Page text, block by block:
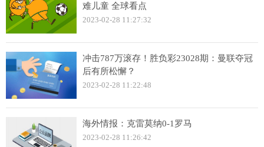
难儿童 全球看点
2023-02-28 11:27:32
冲击787万滚存！胜负彩23028期：曼联夺冠
后有所松懈？
2023-02-28 11:22:48
海外情报：克雷莫纳0-1罗马
2023-02-28 11:26:42